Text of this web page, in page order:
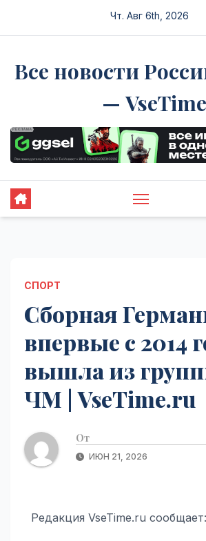
Чт. Авг 6th, 2026
Все новости
— VseTime
СПОРТ
Сборная
впервые с 2014
вышла из
ЧМ | VseTime.ru
От
ИЮН 21, 2026
Редакция VseTime.ru сообщает: